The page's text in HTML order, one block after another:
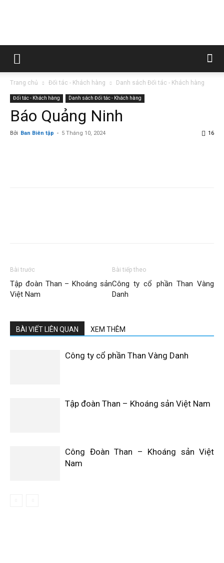
Trường
đẳng
Khoáng
Trang chủ Đối tác - Khách hàng Danh sách Đối tác - Khách hàng
Đối tác - Khách hàng Danh sách Đối tác - Khách hàng
Báo Quảng Ninh
Bởi Ban Biên tập - 5 Tháng 10, 2024 16
Bài trước
Tập đoàn Than – Khoáng sản
Việt Nam
Bài tiếp theo
Công ty cổ phần Than Vàng
Danh
BÀI VIẾT LIÊN QUAN XEM THÊM
Công ty cổ phần Than Vàng Danh
Tập đoàn Than – Khoáng sản Việt Nam
Công Đoàn Than – Khoáng sản Việt
Nam